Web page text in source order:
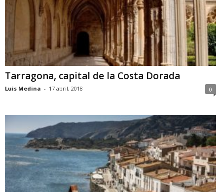
Tarragona, capital de la Costa Dorada
Luis Medina - 17 abril, 2018 0